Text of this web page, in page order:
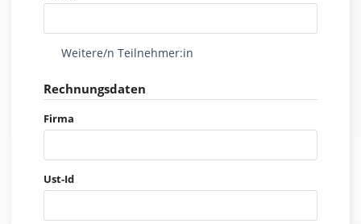
Weitere/n Teilnehmer:in
Rechnungsdaten
Firma
Ust-Id